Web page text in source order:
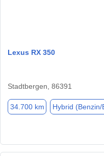
Lexus RX 350
Stadtbergen, 86391
34.700 km Hybrid (Benzin/